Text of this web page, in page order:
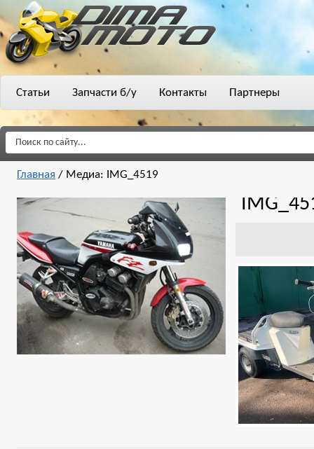
Статьи Запчасти б/у Контакты Партнеры
Главная / Медиа: IMG_4519